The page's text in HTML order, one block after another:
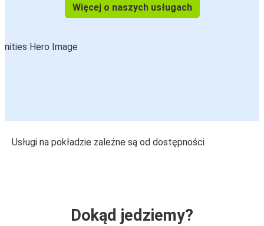
Więcej o naszych usługach
Usługi na pokładzie zależne są od dostępności
Dokąd jedziemy?